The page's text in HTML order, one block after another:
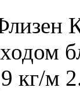
кг/м